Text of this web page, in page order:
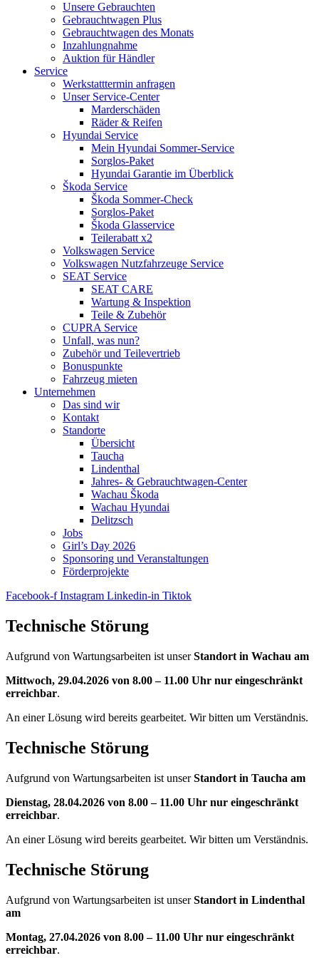
Unsere Gebrauchten
Gebrauchtwagen Plus
Gebrauchtwagen des Monats
Inzahlungnahme
Auktion für Händler
Service
Werkstatttermin anfragen
Unser Service-Center
Marderschäden
Räder & Reifen
Hyundai Service
Mein Hyundai Sommer-Service
Sorglos-Paket
Hyundai Garantie im Überblick
Škoda Service
Škoda Sommer-Check
Sorglos-Paket
Škoda Glasservice
Teilerabatt x2
Volkswagen Service
Volkswagen Nutzfahrzeuge Service
SEAT Service
SEAT CARE
Wartung & Inspektion
Teile & Zubehör
CUPRA Service
Unfall, was nun?
Zubehör und Teilevertrieb
Bonuspunkte
Fahrzeug mieten
Unternehmen
Das sind wir
Kontakt
Standorte
Übersicht
Taucha
Lindenthal
Jahres- & Gebrauchtwagen-Center
Wachau Škoda
Wachau Hyundai
Delitzsch
Jobs
Girl’s Day 2026
Sponsoring und Veranstaltungen
Förderprojekte
Facebook-f Instagram Linkedin-in Tiktok
Technische Störung
Aufgrund von Wartungsarbeiten ist unserStandort in Wachau am
Mittwoch, 29.04.2026 von 8.00 – 11.00 Uhr nur eingeschränkt
erreichbar.
An einer Lösung wird bereits gearbeitet. Wir bitten um Verständnis.
Technische Störung
Aufgrund von Wartungsarbeiten ist unserStandort in Taucha am
Dienstag, 28.04.2026 von 8.00 – 11.00 Uhr nur eingeschränkt
erreichbar.
An einer Lösung wird bereits gearbeitet. Wir bitten um Verständnis.
Technische Störung
Aufgrund von Wartungsarbeiten ist unserStandort in Lindenthal
am
Montag, 27.04.2026 von 8.00 – 11.00 Uhr nur eingeschränkt
erreichbar.